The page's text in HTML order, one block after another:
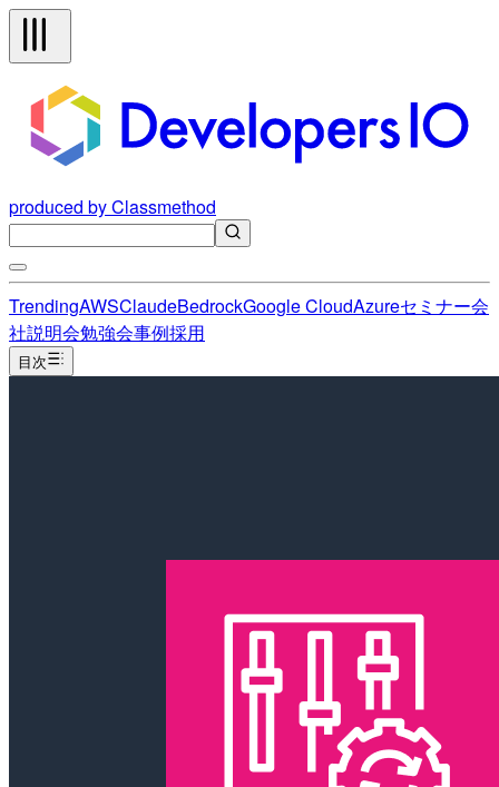
produced by Classmethod
TrendingAWSClaudeBedrockGoogle CloudAzureセミナー会
社説明会勉強会事例採用
目次